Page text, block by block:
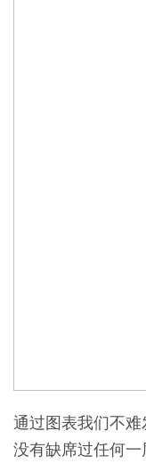
通过图表我们不
没有缺席过任何